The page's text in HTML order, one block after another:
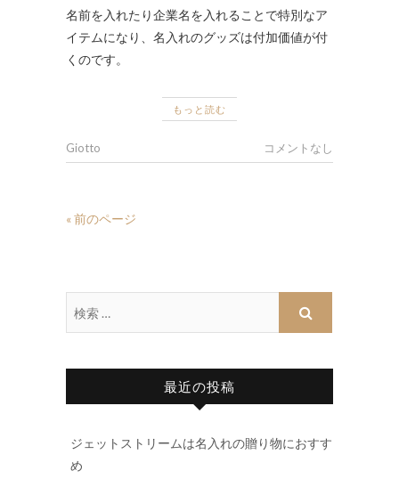
名前を入れたり企業名を入れることで特別なア
イテムになり、名入れのグッズは付加価値が付
くのです。
もっと読む
Giotto コメントなし
« 前のページ
最近の投稿
ジェットストリームは名入れの贈り物におすす
め